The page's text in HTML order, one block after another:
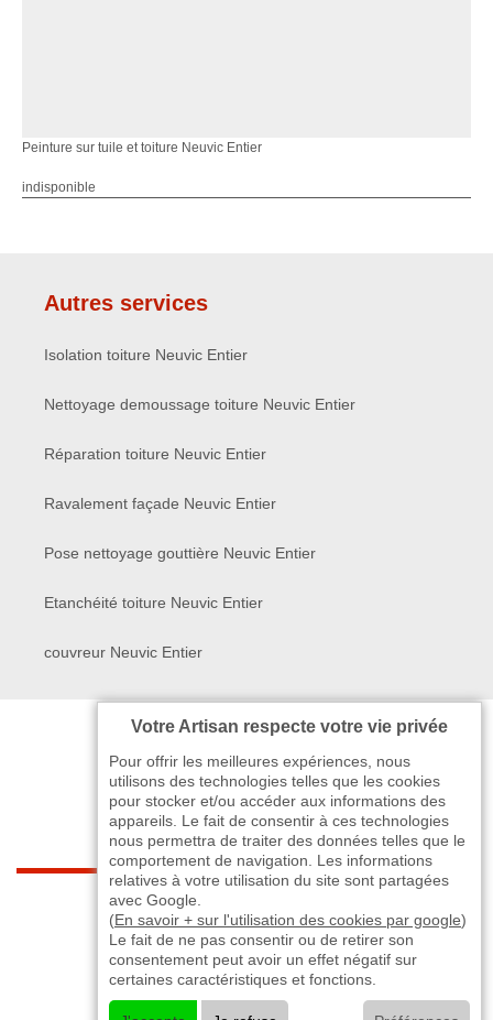
Peinture sur tuile et toiture Neuvic Entier
indisponible
Autres services
Isolation toiture Neuvic Entier
Nettoyage demoussage toiture Neuvic Entier
Réparation toiture Neuvic Entier
Ravalement façade Neuvic Entier
Pose nettoyage gouttière Neuvic Entier
Etanchéité toiture Neuvic Entier
couvreur Neuvic Entier
indisponible - indisponible>
©2024 - 2026 TOUT DROIT RÉSERVÉ
Votre Artisan respecte votre vie privée
Pour offrir les meilleures expériences, nous
utilisons des technologies telles que les cookies
pour stocker et/ou accéder aux informations des
appareils. Le fait de consentir à ces technologies
nous permettra de traiter des données telles que le
comportement de navigation. Les informations
relatives à votre utilisation du site sont partagées
avec Google.
(En savoir + sur l'utilisation des cookies par google)
Le fait de ne pas consentir ou de retirer son
consentement peut avoir un effet négatif sur
certaines caractéristiques et fonctions.